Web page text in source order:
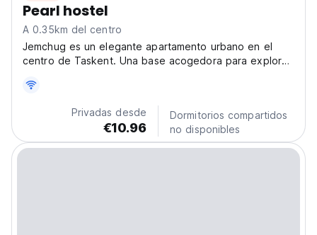
Pearl hostel
A 0.35km del centro
Jemchug es un elegante apartamento urbano en el
centro de Taskent. Una base acogedora para explorar
para experimentar Taskent. (Auto-translated from
Privadas desde
€10.96
Dormitorios compartidos
no disponibles